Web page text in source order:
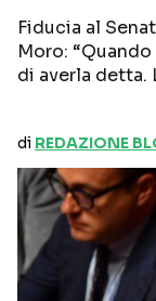
Fiducia al
Moro:
di averla detta.
di REDAZIONE